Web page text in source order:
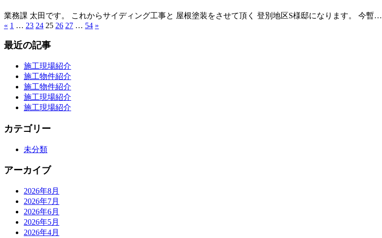
業務課 太田です。 これからサイディング工事と 屋根塗装をさせて頂く 登別地区S様邸になります。 今暫…
投
稿
送
« 前
記
1 … 23 24 25 26 27 … 54 次
»
最近の記事
施工現場紹介
施工物件紹介
施工物件紹介
施工現場紹介
施工現場紹介
カテゴリー
未分類
アーカイブ
2026年8月
2026年7月
2026年6月
2026年5月
2026年4月